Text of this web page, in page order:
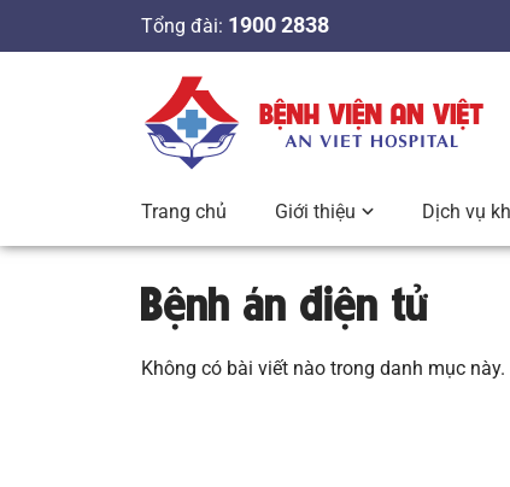
n
Tổng đài: 1900 2838
Trang chủ Giới thiệu Dịch vụ
Bệnh án điện tử
Không có bài viết nào trong danh mục này.